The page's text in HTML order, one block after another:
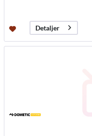
Detaljer